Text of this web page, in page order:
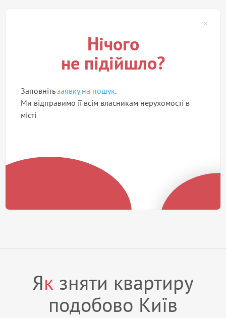
Нічого
не підійшло?
Заповнітьзаявку на пошук.
Ми відправимо її всім власникам нерухомості в
місті
Як зняти квартиру
подобово Київ